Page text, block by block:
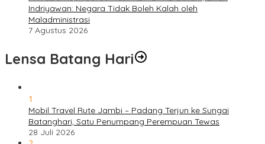
Indriyawan: Negara Tidak Boleh Kalah oleh
Maladministrasi
7 Agustus 2026
Lensa Batang Hari
1
Mobil Travel Rute Jambi – Padang Terjun ke Sungai
Batanghari, Satu Penumpang Perempuan Tewas
28 Juli 2026